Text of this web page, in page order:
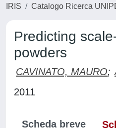
IRIS Catalogo Ricerca
Predicting
powders
CAVINATO, MAURO;
2011
Scheda breve